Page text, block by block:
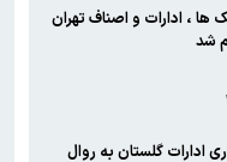
ها ، ادارات و اصناف تهران
ادارات گلستان به روال